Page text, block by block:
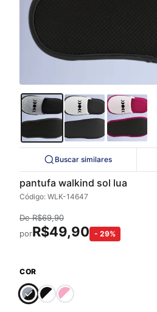
Buscar similares
pantufa walkind sol lua
Código: WLK-14647
DeR$69,90
porR$49,90 - 29%
COR